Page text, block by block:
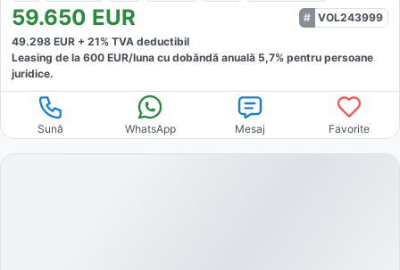
59.650 EUR
VOL243999
49.298 EUR + 21% TVA deductibil
Leasing de la 600 EUR/luna cu dobăndă anuală 5,7% pentru persoane
juridice.
Sună WhatsApp Mesaj Favorite